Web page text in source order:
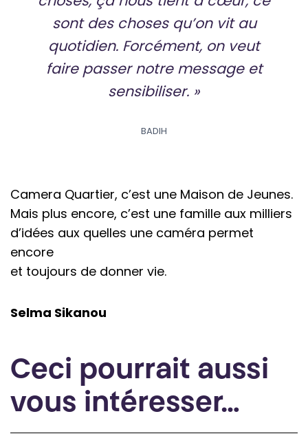
sont des choses qu’on vit au
quotidien. Forcément, on veut
faire passer notre message et
sensibiliser. »
BADIH
Camera Quartier, c’est une Maison de Jeunes.
Mais plus encore, c’est une famille aux milliers
d’idées aux quelles une caméra permet
encore
et toujours de donner vie.
Selma Sikanou
Ceci pourrait aussi
vous intéresser…